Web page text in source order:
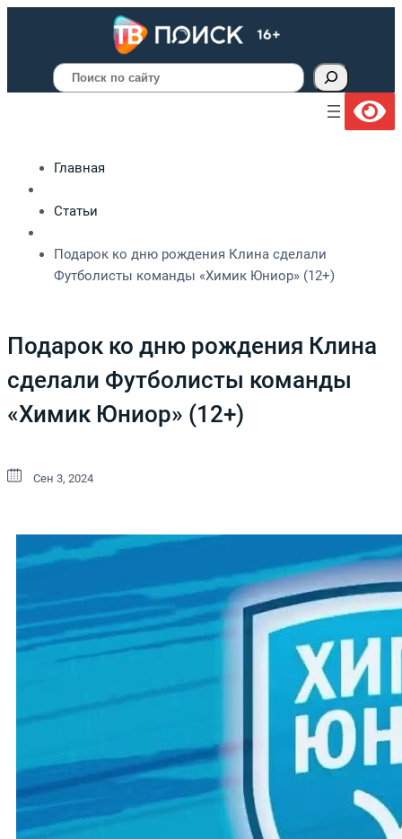
Поиск
Главная
Статьи
Подарок ко дню рождения Клина сделали
Футболисты команды «Химик Юниор» (12+)
Подарок ко дню рождения Клина
сделали Футболисты команды
«Химик Юниор» (12+)
Сен 3, 2024